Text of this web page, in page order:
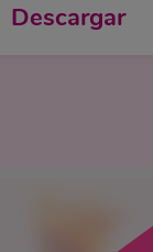
Descargar